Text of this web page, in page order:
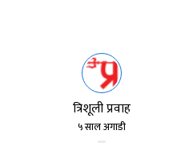
त्रिशूली प्रवाह
५ साल अगाडी